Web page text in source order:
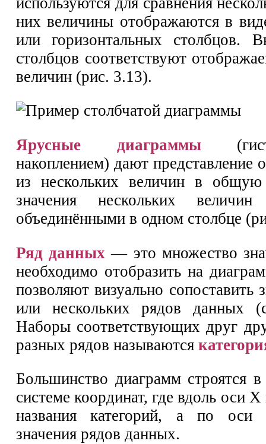
них величины отображаются в
или горизонтальных столбцов.
столбцов соответствуют
величин (рис. 3.13).
Ярусные диаграммы
накоплением) дают представление
из нескольких величин в
значения нескольких величин
объединёнными в одном столбце
Ряд данных — это множество
необходимо отобразить на
позволяют визуально сопоставить
или нескольких рядов данных
Наборы соответствующих друг
разных рядов называются
Большинство диаграмм строятся
системе координат, где вдоль оси
названия категорий, а по оси
значения рядов данных.